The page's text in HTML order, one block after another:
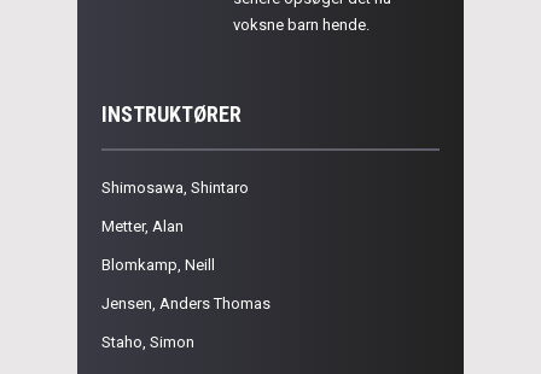
voksne barn hende.
INSTRUKTØRER
Shimosawa, Shintaro
Metter, Alan
Blomkamp, Neill
Jensen, Anders Thomas
Staho, Simon